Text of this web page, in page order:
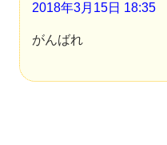
2018年3月15日 18:35
がんばれ